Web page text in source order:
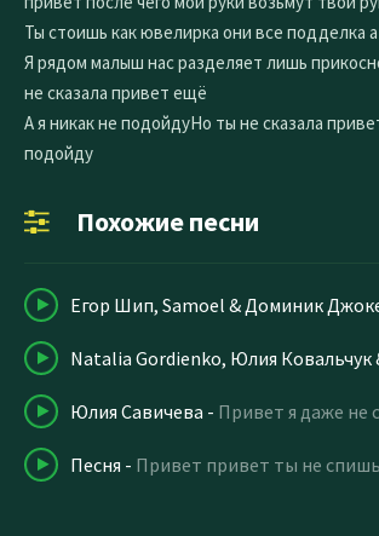
Ты стоишь как ювелирка они все подделка
Я рядом малыш нас разделяет лишь
не сказала привет ещё
А я никак не подойдуНо ты не сказала
подойду
Похожие песни
Егор Шип, Samoel & Доминик
Юлия Савичева - Привет я даже не
Песня - Привет привет ты не спишь